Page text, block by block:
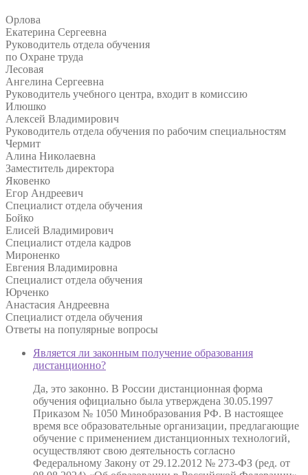
Орлова
Екатерина Сергеевна
Руководитель отдела обучения
по Охране труда
Лесовая
Ангелина Сергеевна
Руководитель учебного центра, входит в комиссию
Илюшко
Алексей Владимирович
Руководитель отдела обучения по рабочим специальностям
Чермит
Алина Николаевна
Заместитель директора
Яковенко
Егор Андреевич
Специалист отдела обучения
Бойко
Елисей Владимирович
Специалист отдела кадров
Мироненко
Евгения Владимировна
Специалист отдела обучения
Юрченко
Анастасия Андреевна
Специалист отдела обучения
Ответы на популярные вопросы
Является ли законным получение образования
дистанционно?
Да, это законно. В России дистанционная форма
обучения официально была утверждена 30.05.1997
Приказом № 1050 Минобразования РФ. В настоящее
время все образовательные организации, предлагающие
обучение с применением дистанционных технологий,
осуществляют свою деятельность согласно
Федеральному Закону от 29.12.2012 № 273-ФЗ (ред. от